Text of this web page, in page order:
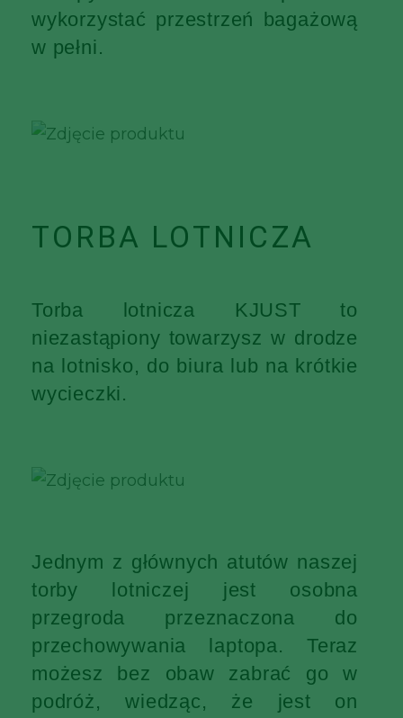
wykorzystać przestrzeń bagażową
w pełni.
TORBA LOTNICZA
Torba lotnicza KJUST to
niezastąpiony towarzysz w drodze
na lotnisko, do biura lub na krótkie
wycieczki.
Jednym z głównych atutów naszej
torby lotniczej jest osobna
przegroda przeznaczona do
przechowywania laptopa. Teraz
możesz bez obaw zabrać go w
podróż, wiedząc, że jest on